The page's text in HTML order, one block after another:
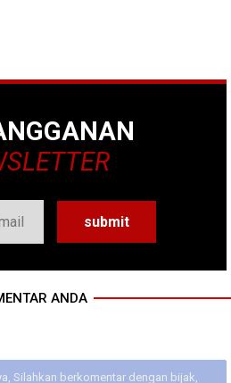
ANDA
Silahkan berkomentar dengan bijak,